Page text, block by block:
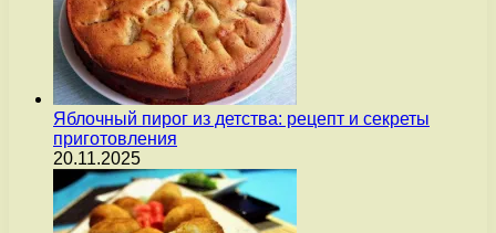
Яблочный пирог из детства: рецепт и секреты
приготовления
20.11.2025